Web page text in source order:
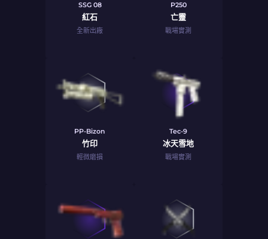
SSG 08
紅石
全新出廠
P250
亡靈
戰場實測
PP-Bizon
竹印
輕微磨損
Tec-9
冰天雪地
戰場實測